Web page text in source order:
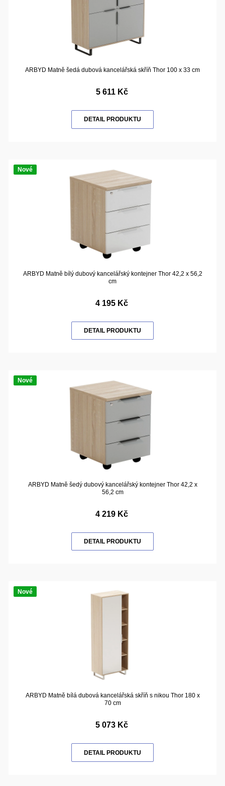
ARBYD Matně šedá dubová kancelářská skříň Thor 100 x 33 cm
5 611 Kč
DETAIL PRODUKTU
Nové
ARBYD Matně bílý dubový kancelářský kontejner Thor 42,2 x 56,2
cm
4 195 Kč
DETAIL PRODUKTU
Nové
ARBYD Matně šedý dubový kancelářský kontejner Thor 42,2 x
56,2 cm
4 219 Kč
DETAIL PRODUKTU
Nové
ARBYD Matně bílá dubová kancelářská skříň s nikou Thor 180 x
70 cm
5 073 Kč
DETAIL PRODUKTU